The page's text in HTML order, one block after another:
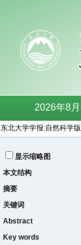
东北大学学报:自然科学版
显示缩略图
本文结构
摘要
关键词
Abstract
Key words